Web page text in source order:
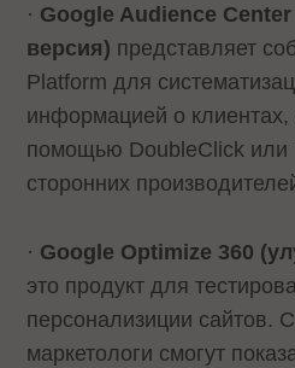
· Google Audience
версия) представляет
Platform для
информацией о клиентах,
помощью DoubleClick или
сторонних
· Google Optimize 360
это продукт для
персонализиции сайтов.
маркетологи смогут